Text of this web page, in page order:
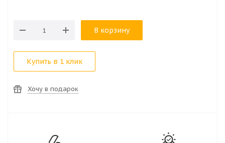
В корзину
Купить в 1 клик
Хочу в подарок